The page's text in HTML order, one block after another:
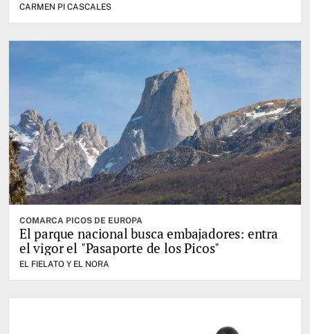
CARMEN PI CASCALES
COMARCA PICOS DE EUROPA
El parque nacional busca embajadores: entra
el vigor el "Pasaporte de los Picos"
EL FIELATO Y EL NORA